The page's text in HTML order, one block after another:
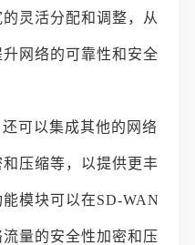
灵活分配和调整，从
网络的可靠性和安全
可以集成其他的网络
压缩等，以提供更丰
模块可以在SD-WAN
量的安全性加密和压